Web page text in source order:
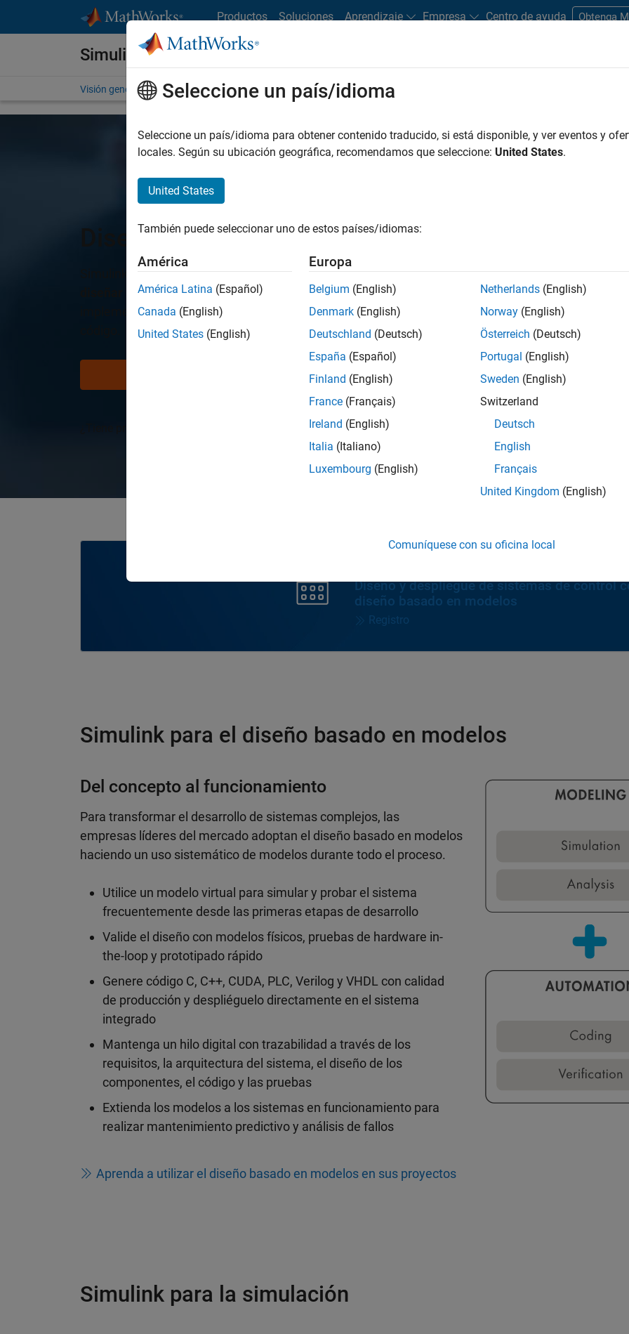
Productos Soluciones Aprendizaje Empresa Centro de ayuda Obtenga
Simulink
Visión general Primeros pasos Escalado Funcionalidades y prestaciones
Diseñe. Simule. Despliegue.
Simulink es un entorno de diagramas de bloque que se utiliza para
sistemas con modelos multidominio,simularantes de
implementar en hardware y
sin necesidad de escribir
Consulte precios
Diseño y despliegue de sistemas de control
diseño basado en modelos
Registro
Simulink para el diseño basado en modelos
Del concepto al funcionamiento
Para transformar el desarrollo de sistemas complejos, las
empresas líderes del mercado adoptan el diseño basado en modelos
haciendo un uso sistemático de modelos durante todo el proceso.
Utilice un modelo virtual para simular y probar el sistema
frecuentemente desde las primeras etapas de desarrollo
Valide el diseño con modelos físicos, pruebas de hardware in-
the-loop y prototipado rápido
Genere código C, C++, CUDA, PLC, Verilog y VHDL con calidad
de producción y despliéguelo directamente en el sistema
integrado
Mantenga un hilo digital con trazabilidad a través de los
requisitos, la arquitectura del sistema, el diseño de los
componentes, el código y las pruebas
Extienda los modelos a los sistemas en funcionamiento para
realizar mantenimiento predictivo y análisis de fallos
Aprenda a utilizar el diseño basado en modelos en sus proyectos
Simulink para la simulación
Seleccione un país/idioma
Seleccione un país/idioma para obtener contenido traducido, si está disponible, y ver eventos y
locales. Según su ubicación geográfica, recomendamos que seleccione: United States.
United States
También puede seleccionar uno de estos países/idiomas:
América
América Latina (Español)
Canada (English)
United States (English)
Europa
Belgium (English)
Denmark (English)
Deutschland (Deutsch)
España (Español)
Finland (English)
France (Français)
Ireland (English)
Italia (Italiano)
Luxembourg (English)
Netherlands (English)
Norway (English)
Österreich (Deutsch)
Portugal (English)
Sweden (English)
Switzerland
Deutsch
English
Français
United Kingdom (English)
Comuníquese con su oficina local